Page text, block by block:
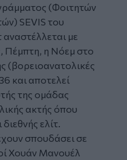
(Φοιτητών
SEVIS του
με
Πέμπτη, η Νόεμ στο
(βορειοανατολικές
και αποτελεί
της ομάδας
ακτής όπου
ελίτ.
σπουδάσει σε
Χουάν Μανουέλ